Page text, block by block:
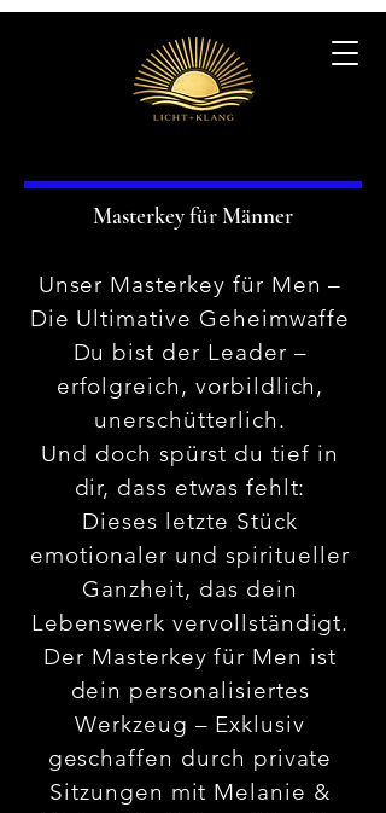
Masterkey für Männer
Unser Masterkey für Men –
Die Ultimative Geheimwaffe
Du bist der Leader –
erfolgreich, vorbildlich,
unerschütterlich.
Und doch spürst du tief in
dir, dass etwas fehlt:
Dieses letzte Stück
emotionaler und spiritueller
Ganzheit, das dein
Lebenswerk vervollständigt.
Der Masterkey für Men ist
dein personalisiertes
Werkzeug – Exklusiv
geschaffen durch private
Sitzungen mit Melanie &